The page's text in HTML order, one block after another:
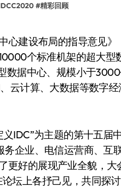
#精彩回顾
个标准机架的超大
数据中心、规模小于
云计算、大数据等数字
IDC”为主题的第十五届
企业、电信运营商、互
更好的展现产业全貌，
坛上各抒己见，共同探